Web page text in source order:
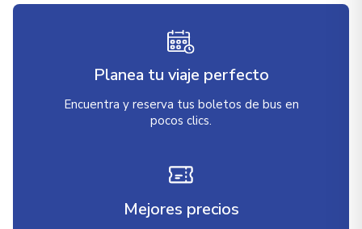
Planea tu viaje perfecto
Encuentra y reserva tus boletos de bus en
pocos clics.
Mejores precios